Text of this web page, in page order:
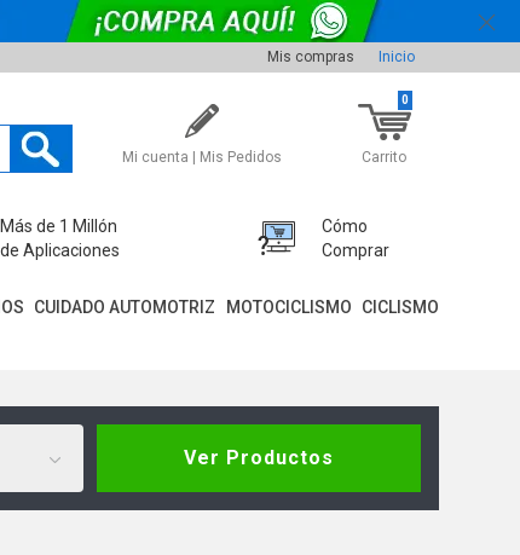
Mis compras Inicio
Mi cuenta | Mis Pedidos Carrito
0
Más de 1 Millón
de Aplicaciones
Cómo
Comprar
CUIDADO AUTOMOTRIZ MOTOCICLISMO CICLISMO
Ver Productos